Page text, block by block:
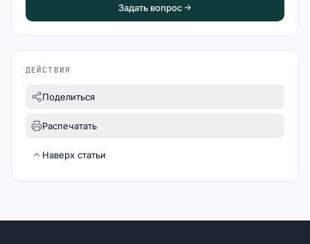
Задать вопрос
ДЕЙСТВИЯ
Поделиться
Распечатать
Наверх статьи